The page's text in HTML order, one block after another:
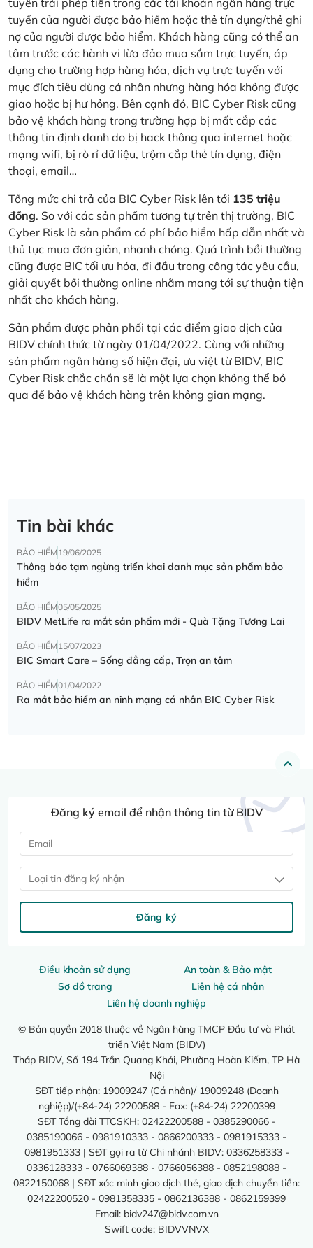
tuyến trái phép tiền trong các tài khoản ngân hàng trực
tuyến của người được bảo hiểm hoặc thẻ tín dụng/thẻ ghi
nợ của người được bảo hiểm. Khách hàng cũng có thể an
tâm trước các hành vi lừa đảo mua sắm trực tuyến, áp
dụng cho trường hợp hàng hóa, dịch vụ trực tuyến với
mục đích tiêu dùng cá nhân nhưng hàng hóa không được
giao hoặc bị hư hỏng. Bên cạnh đó, BIC Cyber Risk cũng
bảo vệ khách hàng trong trường hợp bị mất cắp các
thông tin định danh do bị hack thông qua internet hoặc
mạng wifi, bị rò rỉ dữ liệu, trộm cắp thẻ tín dụng, điện
thoại, email…
Tổng mức chi trả của BIC Cyber Risk lên tới 135 triệu
đồng. So với các sản phẩm tương tự trên thị trường, BIC
Cyber Risk là sản phẩm có phí bảo hiểm hấp dẫn nhất và
thủ tục mua đơn giản, nhanh chóng. Quá trình bồi thường
cũng được BIC tối ưu hóa, đi đầu trong công tác yêu cầu,
giải quyết bồi thường online nhằm mang tới sự thuận tiện
nhất cho khách hàng.
Sản phẩm được phân phối tại các điểm giao dịch của
BIDV chính thức từ ngày 01/04/2022. Cùng với những
sản phẩm ngân hàng số hiện đại, ưu việt từ BIDV, BIC
Cyber Risk chắc chắn sẽ là một lựa chọn không thể bỏ
qua để bảo vệ khách hàng trên không gian mạng.
Tin bài khác
BẢO HIỂM19/06/2025
Thông báo tạm ngừng triển khai danh mục sản phẩm bảo
hiểm
BẢO HIỂM05/05/2025
BIDV MetLife ra mắt sản phẩm mới - Quà Tặng Tương Lai
BẢO HIỂM15/07/2023
BIC Smart Care – Sống đẳng cấp, Trọn an tâm
BẢO HIỂM01/04/2022
Ra mắt bảo hiểm an ninh mạng cá nhân BIC Cyber Risk
Điều khoản sử dụng
An toàn & Bảo mật
Sơ đồ trang
Liên hệ cá nhân
Liên hệ doanh nghiệp
© Bản quyền 2018 thuộc về Ngân hàng TMCP Đầu tư và Phát
triển Việt Nam (BIDV)
Tháp BIDV, Số 194 Trần Quang Khải, Phường Hoàn Kiếm, TP Hà
Nội
SĐT tiếp nhận: 19009247 (Cá nhân)/ 19009248 (Doanh
nghiệp)/(+84-24) 22200588 - Fax: (+84-24) 22200399
SĐT Tổng đài TTCSKH: 02422200588 - 0385290066 -
0385190066 - 0981910333 - 0866200333 - 0981915333 -
0981951333 | SĐT gọi ra từ Chi nhánh BIDV: 0336258333 -
0336128333 - 0766069388 - 0766056388 - 0852198088 -
0822150068 | SĐT xác minh giao dịch thẻ, giao dịch chuyển tiền:
02422200520 - 0981358335 - 0862136388 - 0862159399
Email: bidv247@bidv.com.vn
Swift code: BIDVVNVX
Đăng ký email để nhận thông tin từ BIDV
Loại tin đăng ký nhận
Đăng ký